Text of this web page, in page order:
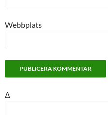
Webbplats
Δ